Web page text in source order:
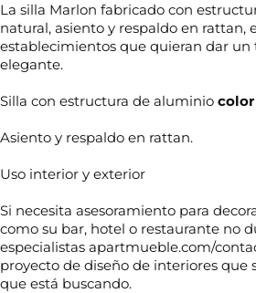
La silla Marlon fabricado con
natural, asiento y respaldo en rattan,
establecimientos que quieran dar un
elegante.
Silla con estructura de aluminio
Asiento y respaldo en rattan.
Uso interior y exterior
Si necesita asesoramiento para
como su bar, hotel o restaurante no
especialistas apartmueble.com/
proyecto de diseño de interiores que
que está buscando.